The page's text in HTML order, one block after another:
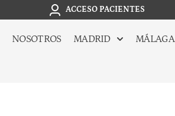
ACCESO PACIENTES
NOSOTROS MADRID MÁLAGA